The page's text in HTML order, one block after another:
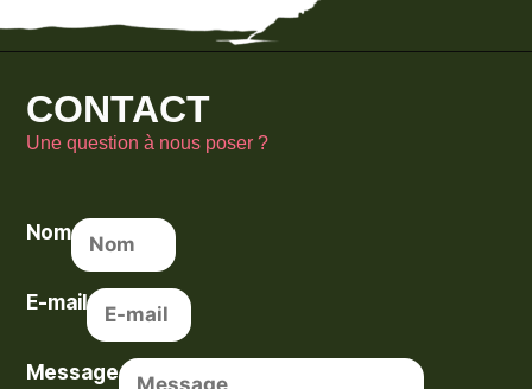
CONTACT
Une question à nous poser ?
Nom
E-mail
Message